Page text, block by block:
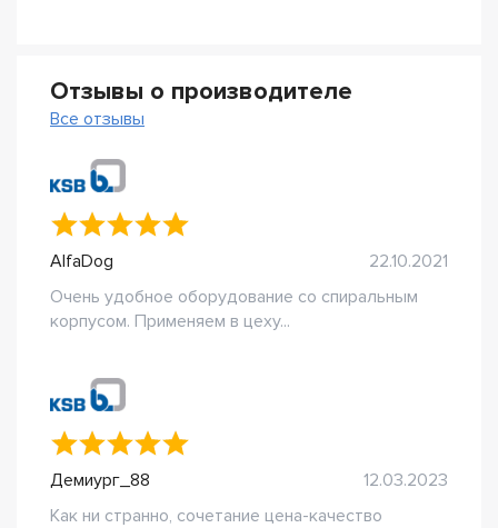
Отзывы о производителе
Все отзывы
AlfaDog
22.10.2021
Очень удобное оборудование со спиральным
корпусом. Применяем в цеху...
Демиург_88
12.03.2023
Как ни странно, сочетание цена-качество